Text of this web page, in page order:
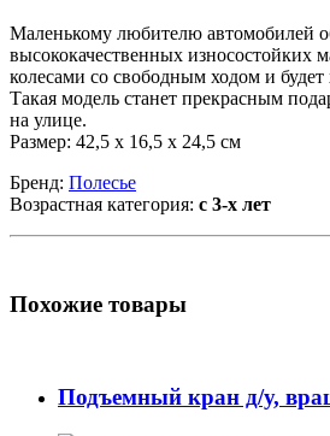
Маленькому любителю автомобилей
высококачественных износостойких
колесами со свободным ходом и
Такая модель станет прекрасным
на улице.
Размер: 42,5 х 16,5 х 24,5 см
Бренд: Полесье
Возрастная категория: с 3-х лет
Похожие товары
Подъемный кран д/у,